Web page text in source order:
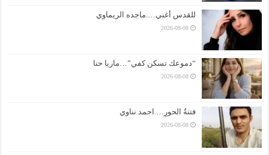
للقدس أغني….ماجده الريماوي
2026-08-08
“دموعك تسكن كفي”…ماريا حنا
2026-08-08
فتنةُ الحورِ….احمد نناوي
2026-08-08